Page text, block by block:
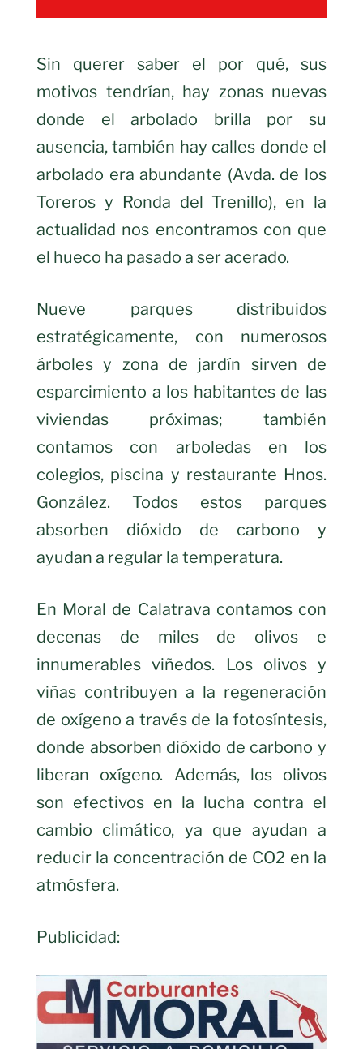
Sin querer saber el por qué, sus
motivos tendrían, hay zonas nuevas
donde el arbolado brilla por su
ausencia, también hay calles donde el
arbolado era abundante (Avda. de los
Toreros y Ronda del Trenillo), en la
actualidad nos encontramos con que
el hueco ha pasado a ser acerado.
Nueve parques distribuidos
estratégicamente, con numerosos
árboles y zona de jardín sirven de
esparcimiento a los habitantes de las
viviendas próximas; también
contamos con arboledas en los
colegios, piscina y restaurante Hnos.
González. Todos estos parques
absorben dióxido de carbono y
ayudan a regular la temperatura.
En Moral de Calatrava contamos con
decenas de miles de olivos e
innumerables viñedos. Los olivos y
viñas contribuyen a la regeneración
de oxígeno a través de la fotosíntesis,
donde absorben dióxido de carbono y
liberan oxígeno. Además, los olivos
son efectivos en la lucha contra el
cambio climático, ya que ayudan a
reducir la concentración de CO2 en la
atmósfera.
Publicidad: